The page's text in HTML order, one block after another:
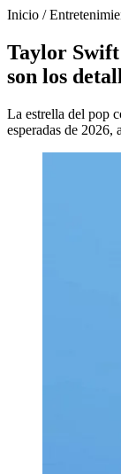
Inicio /
Taylor Swift
son los
La estrella del pop
esperadas de 2026,